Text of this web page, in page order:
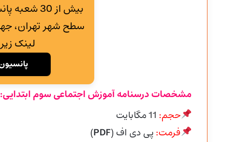
بیش از 30
سطح شهر تهران،
لینک
مشخصات درسنامه آموزش اجتماعی سوم ابتدایی:
حجم:
فرمت: پی دی اف (PDF
)